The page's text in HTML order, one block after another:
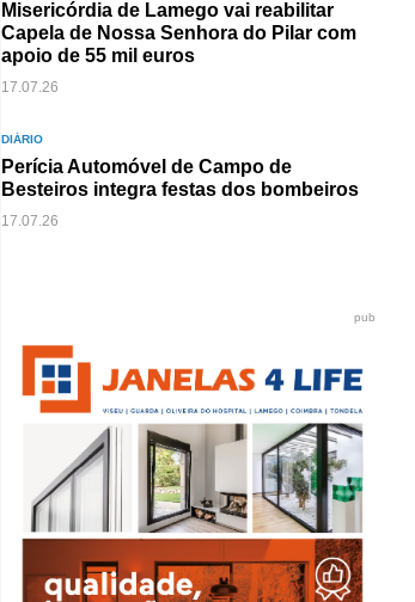
Misericórdia de Lamego vai reabilitar
Capela de Nossa Senhora do Pilar com
apoio de 55 mil euros
17.07.26
DIÁRIO
Perícia Automóvel de Campo de
Besteiros integra festas dos bombeiros
17.07.26
pub